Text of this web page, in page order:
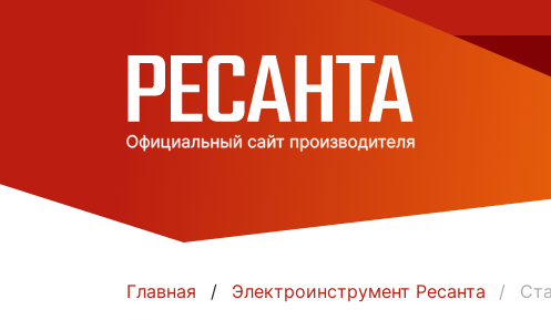
Главная Электроинструмент Ресанта